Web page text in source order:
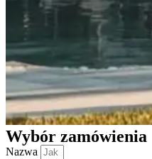
Wybór zamówienia
Nazwa